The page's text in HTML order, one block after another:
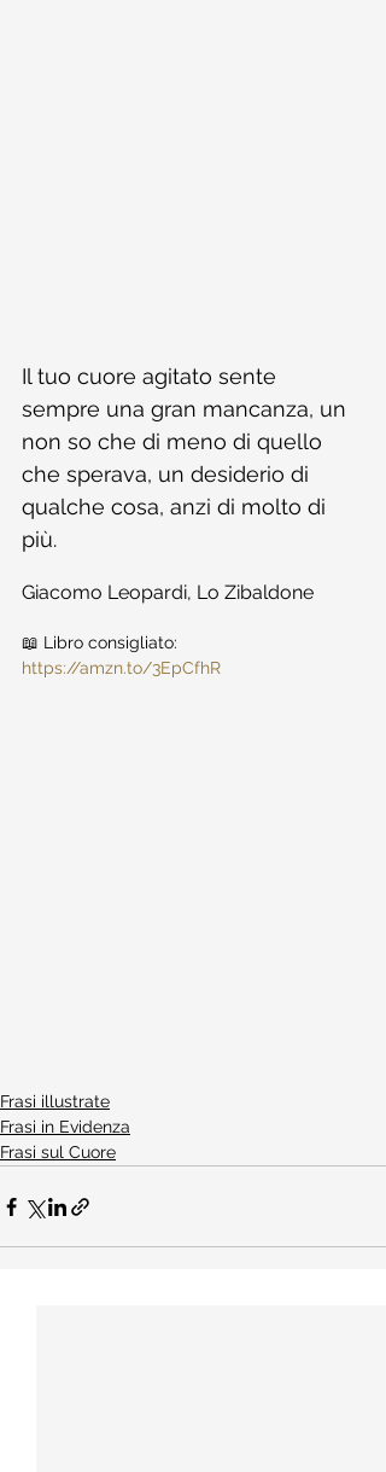
Il tuo cuore agitato sente
sempre una gran mancanza, un
non so che di meno di quello
che sperava, un desiderio di
qualche cosa, anzi di molto di
più.
Giacomo Leopardi, Lo Zibaldone
📖 Libro consigliato:
https://amzn.to/3EpCfhR
Frasi illustrate
Frasi in Evidenza
Frasi sul Cuore